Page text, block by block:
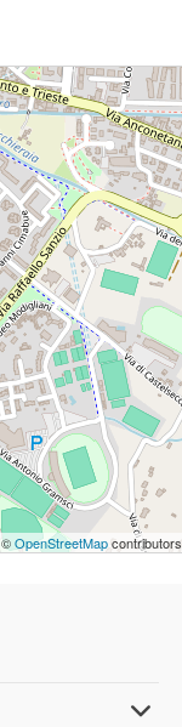
©OpenStreetMapcontributors